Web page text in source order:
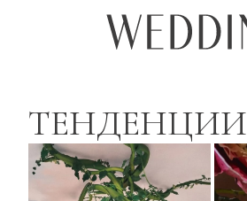
ТЕНДЕНЦИИ